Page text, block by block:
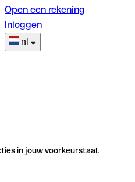
Open een rekening
Inloggen
nl
in jouw voorkeurstaal.